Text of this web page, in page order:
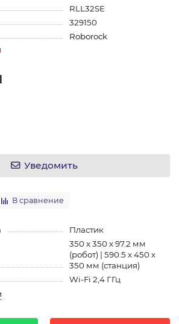
RLL32SE
329150
Roborock
Уведомить
В сравнение
Пластик
350 х 350 х 97.2 мм
(робот) | 590.5 х 450 х
350 мм (станция)
Wi-Fi 2,4 ГГц